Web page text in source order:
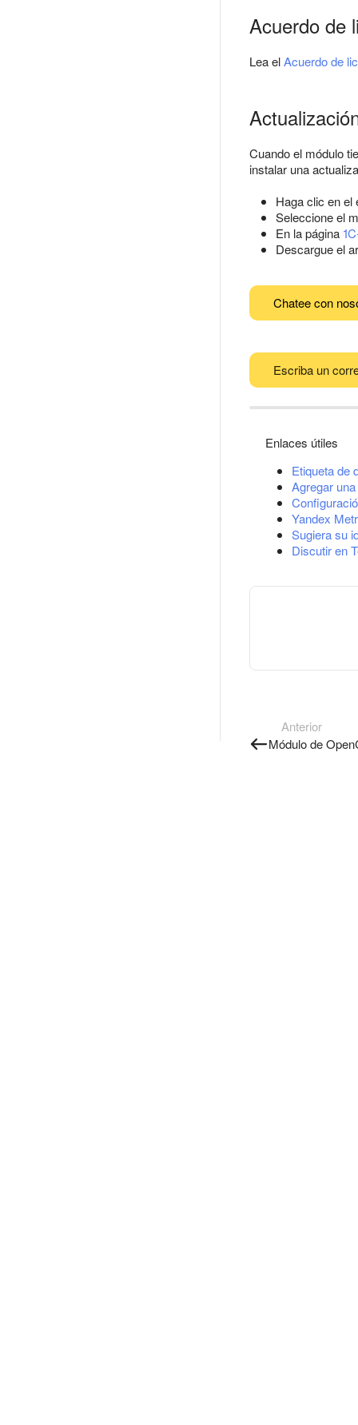
Acuerdo de
Lea elAcuerdo de
Cuando el módulo
instalar una
Haga clic en el
Seleccione el
En la página
Descargue el
Chatee con
Escriba un
Enlaces útiles
Etiqueta de
Agregar
Yandex
Sugiera su
Discutir en
Anterior
Módulo de